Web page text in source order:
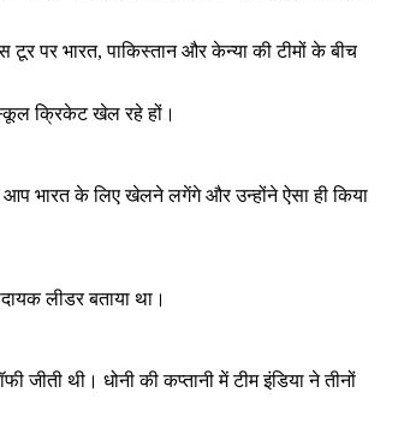
टूर पर भारत, पाकिस्तान और केन्या की टीमों के बीच
क्रिकेट खेल रहे हों।
भारत के लिए खेलने लगेंगे और उन्होंने ऐसा ही किया
लीडर बताया था।
थी। धोनी की कप्तानी में टीम इंडिया ने तीनों